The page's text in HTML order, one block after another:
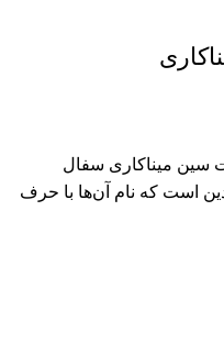
سین میناکاری سفال
است که نام آن‌ها با حرف